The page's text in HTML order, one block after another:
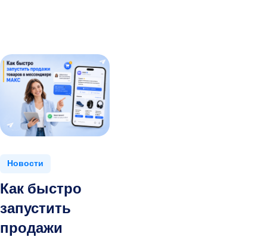
Новости
Как быстро
запустить
продажи